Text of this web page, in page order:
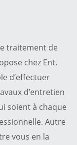
traitement de
chez Ent.
d’effectuer
d’entretien
soient à chaque
Autre
vous en la